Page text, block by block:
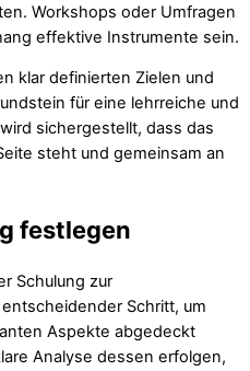
Workshops oder Umfragen
effektive Instrumente sein.
klar definierten Zielen und
für eine lehrreiche und
sichergestellt, dass das
steht und gemeinsam an
festlegen
Schulung zur
Schritt, um
Aspekte abgedeckt
Analyse dessen erfolgen,